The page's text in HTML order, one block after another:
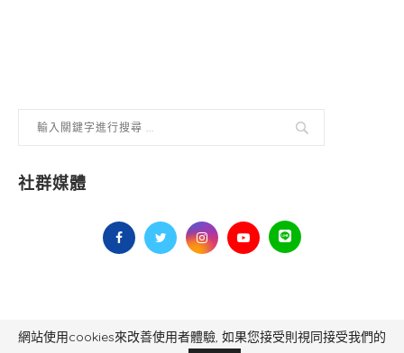
社群媒體
毅傳媒控股股份有限公司 版權所有，非經授權，不得轉載 All Right Reserved.
網站使用cookies來改善使用者體驗, 如果您接受則視同接受我們的